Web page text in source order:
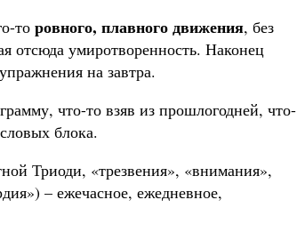
то ровного, плавного движения, без
отсюда умиротворенность. Наконец
на завтра.
что-то взяв из прошлогодней, что-
блока.
Триоди, «трезвения», «внимания»,
– ежечасное, ежедневное,